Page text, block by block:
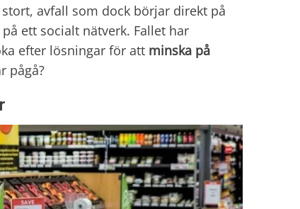
avfall som dock börjar direkt på
ett socialt nätverk. Fallet har
efter lösningar för att minska på
pågå?